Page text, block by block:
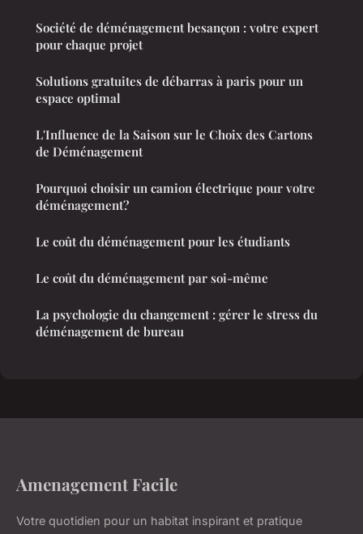
Société de déménagement besançon : votre expert
pour chaque projet
Solutions gratuites de débarras à paris pour un
espace optimal
L'Influence de la Saison sur le Choix des Cartons
de Déménagement
Pourquoi choisir un camion électrique pour votre
déménagement?
Le coût du déménagement pour les étudiants
Le coût du déménagement par soi-même
La psychologie du changement : gérer le stress du
déménagement de bureau
Amenagement Facile
Votre quotidien pour un habitat inspirant et pratique